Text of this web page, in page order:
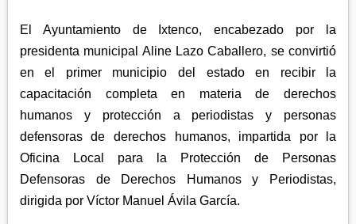
TERRENATE
XALOZTOC
CHIAUTEMPAN
CONTLA
PANOTLA
SAN PABLO DEL MONTE
ZACATELCO
REGIÓN PONIENTE
CALPULALPAN
HUEYOTLIPAN
NANACAMILPA
SANCTÓRUM
El Ayuntamiento de Ixtenco, encabezado por la
presidenta municipal Aline Lazo Caballero, se convirtió
en el primer municipio del estado en recibir la
capacitación completa en materia de derechos
humanos y protección a periodistas y personas
defensoras de derechos humanos, impartida por la
Oficina Local para la Protección de Personas
Defensoras de Derechos Humanos y Periodistas,
dirigida por Víctor Manuel Ávila García.